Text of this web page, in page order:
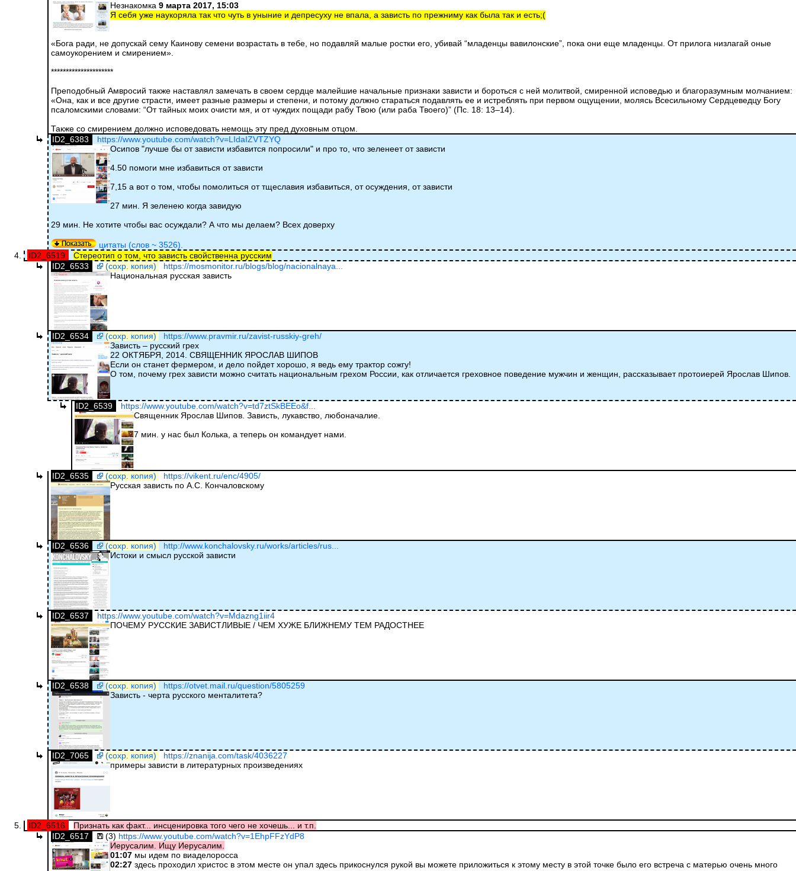
Незнакомка 9 марта 2017, 15:03
Я себя уже наукоряла так что чуть в уныние и депресуху не впала, а зависть по прежниму как была так и есть;(
«Бога ради, не допускай сему Каинову семени возрастать в тебе, но подавляй малые ростки его, убивай “младенцы вавилонские”, пока они еще младенцы. От прилога низлагай оные
самоукорением и смирением».
*********************
Преподобный Амвросий также наставлял замечать в своем сердце малейшие начальные признаки зависти и бороться с ней молитвой, смиренной исповедью и благоразумным молчанием:
«Она, как и все другие страсти, имеет разные размеры и степени, и потому должно стараться подавлять ее и истреблять при первом ощущении, молясь Всесильному Сердцеведцу Богу
псаломскими словами: “От тайных моих очисти мя, и от чуждих пощади рабу Твою (или раба Твоего)” (Пс. 18: 13–14).
Также со смирением должно исповедовать немощь эту пред духовным отцом.
ID2_6383
https://www.youtube.com/watch?v=LIdaIZVTZYQ
Осипов "лучше бы от зависти избавится попросили" и про то, что зеленеет от зависти
4.50 помоги мне избавиться от зависти
7,15 а вот о том, чтобы помолиться от тщеславия избавиться, от осуждения, от зависти
27 мин. Я зеленею когда завидую
29 мин. Не хотите чтобы вас осуждали? А что мы делаем? Всех доверху
цитаты (слов ~ 3526).
ID2_6519
Стереотип о том, что зависть свойственна русским
ID2_6533
(сохр. копия)
https://mosmonitor.ru/blogs/blog/nacionalnaya...
Национальная русская зависть
ID2_6534 (сохр. копия)
https://www.pravmir.ru/zavist-russkiy-greh/
Зависть – русский грех
22 ОКТЯБРЯ, 2014. СВЯЩЕННИК ЯРОСЛАВ ШИПОВ
Если он станет фермером, и дело пойдет хорошо, я ведь ему трактор сожгу!
О том, почему грех зависти можно считать национальным грехом России, как отличается греховное поведение мужчин и женщин, рассказывает протоиерей Ярослав Шипов.
ID2_6539
https://www.youtube.com/watch?v=td7ztSkBEEo&f...
Священник Ярослав Шипов. Зависть, лукавство, любоначалие.
7 мин. у нас был Колька, а теперь он командует нами.
ID2_6535 (сохр. копия)
https://vikent.ru/enc/4905/
Русская зависть по А.С. Кончаловскому
ID2_6536 (сохр. копия)
http://www.konchalovsky.ru/works/articles/rus...
Истоки и смысл русской зависти
ID2_6537
https://www.youtube.com/watch?v=Mdazng1iir4
ПОЧЕМУ РУССКИЕ ЗАВИСТЛИВЫЕ / ЧЕМ ХУЖЕ БЛИЖНЕМУ ТЕМ РАДОСТНЕЕ
ID2_6538 (сохр. копия)
https://otvet.mail.ru/question/5805259
Зависть - черта русского менталитета?
ID2_7065 (сохр. копия)
https://znanija.com/task/4036227
примеры зависти в литературных произведениях
ID2_6516
Признать как факт... инсценировка того чего не хочешь... и т.п.
ID2_6517
(3) https://www.youtube.com/watch?v=1EhpFFzYdP8
Иерусалим. Ищу Иерусалим.
01:07 мы идем по виаделоросса
02:27 здесь проходил христос в этом месте он упал здесь прикоснулся рукой вы можете приложиться к этому месту в этой точке было его встреча с матерью очень много